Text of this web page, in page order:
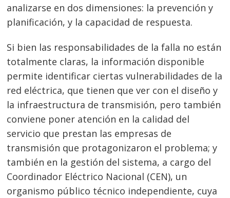
analizarse en dos dimensiones: la prevención y
planificación, y la capacidad de respuesta.
Si bien las responsabilidades de la falla no están
totalmente claras, la información disponible
permite identificar ciertas vulnerabilidades de la
red eléctrica, que tienen que ver con el diseño y
la infraestructura de transmisión, pero también
conviene poner atención en la calidad del
servicio que prestan las empresas de
transmisión que protagonizaron el problema; y
también en la gestión del sistema, a cargo del
Coordinador Eléctrico Nacional (CEN), un
organismo público técnico independiente, cuya